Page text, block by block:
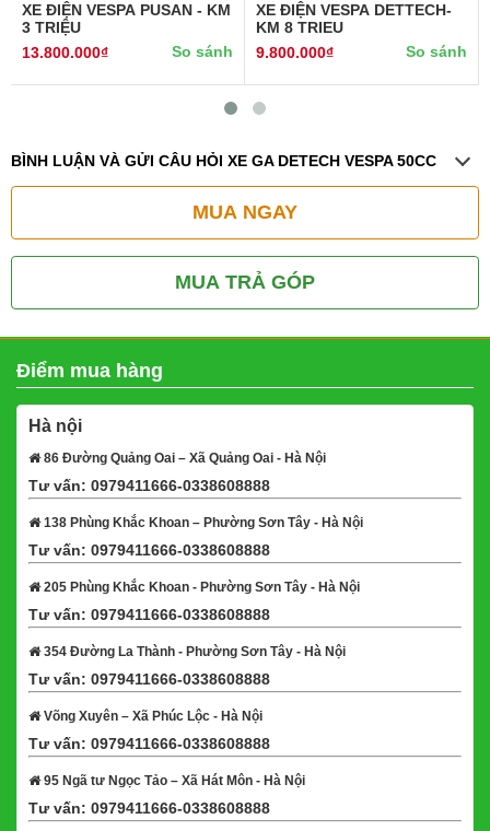
XE ĐIỆN VESPA PUSAN - KM
3 TRIỆU
13.800.000₫
So sánh
XE ĐIỆN VESPA DETTECH-
KM 8 TRIEU
9.800.000₫
So sánh
BÌNH LUẬN VÀ GỬI CÂU HỎI XE GA DETECH VESPA 50CC
MUA NGAY
MUA TRẢ GÓP
Điểm mua hàng
Hà nội
86 Đường Quảng Oai – Xã Quảng Oai - Hà Nội
Tư vấn: 0979411666-0338608888
138 Phùng Khắc Khoan – Phường Sơn Tây - Hà Nội
Tư vấn: 0979411666-0338608888
205 Phùng Khắc Khoan - Phường Sơn Tây - Hà Nội
Tư vấn: 0979411666-0338608888
354 Đường La Thành - Phường Sơn Tây - Hà Nội
Tư vấn: 0979411666-0338608888
Võng Xuyên – Xã Phúc Lộc - Hà Nội
Tư vấn: 0979411666-0338608888
95 Ngã tư Ngọc Tảo – Xã Hát Môn - Hà Nội
Tư vấn: 0979411666-0338608888